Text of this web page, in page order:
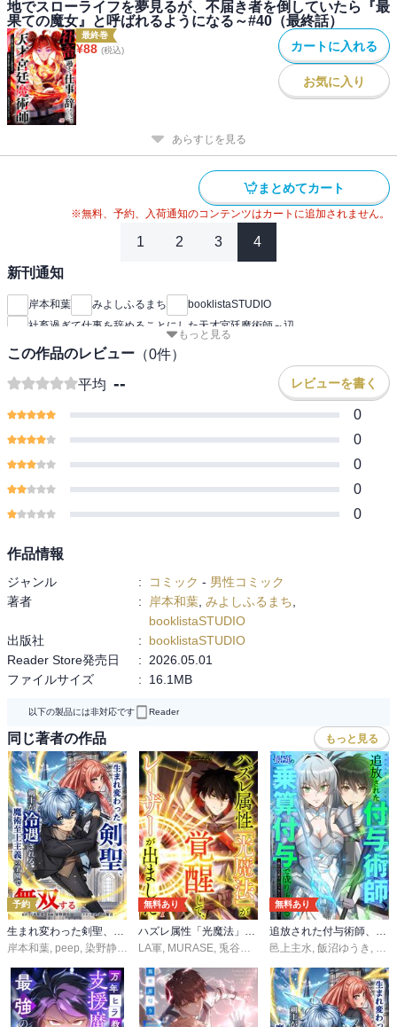
地でスローライフを夢見るが、不届き者を倒していたら『最
果ての魔女』と呼ばれるようになる～#40（最終話）
最終巻
¥88 (税込) カートに入れる
お気に入り
あらすじを見る
まとめてカート
※無料、予約、入荷通知のコンテンツはカートに追加されません。
1 2 3 4
新刊通知
岸本和葉 みよしふるまち
booklistaSTUDIO
社畜過ぎて仕事を辞めることにした天才宮廷魔術師～辺
もっと見る
この作品のレビュー （0件）
平均 -- レビューを書く
0
0
0
0
0
作品情報
ジャンル : コミック - 男性コミック
著者
: 岸本和葉 みよしふるまち
booklistaSTUDIO
出版社
:
booklistaSTUDIO
Reader Store発売日
:
2026.05.01
ファイルサイズ
: 16.1MB
以下の製品には非対応です Reader
同じ著者の作品 もっと見る
予約
生まれ変わった剣聖、剣士が冷遇される魔術至上主義の学園で無双する
岸本和葉, peep, 染野静也 桑島黎音 ,taskey STUDIO
無料あり
ハズレ属性「光魔法」が覚醒してレーザーが出ました
LA軍, MURASE, 兎谷シェパコ ,booklistaSTUDIO
無料あり
追放された付与術師、最強の乗算付与で成り上がる ～僕の付与術は＋20じゃなく×20なんです～
邑上主水, 飯沼ゆうき , ア